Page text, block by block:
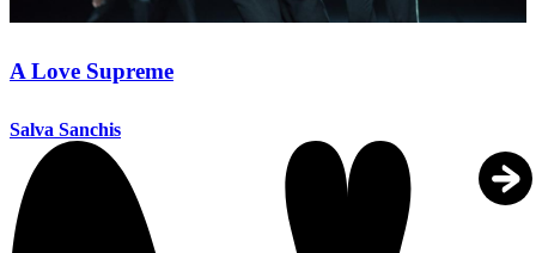
A Love Supreme
Salva Sanchis